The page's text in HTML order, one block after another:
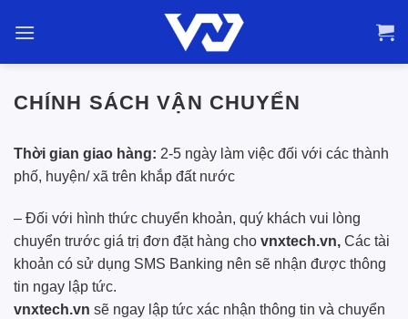
qua
CHÍNH SÁCH VẬN CHUYỂN
Thời gian giao hàng: 2-5 ngày làm việc đối với các thành
phố, huyện/ xã trên khắp đất nước
– Đối với hình thức chuyển khoản, quý khách vui lòng
chuyển trước giá trị đơn đặt hàng cho vnxtech.vn, Các tài
khoản có sử dụng SMS Banking nên sẽ nhận được thông
tin ngay lập tức.
vnxtech.vn sẽ ngay lập tức xác nhận thông tin và chuyển